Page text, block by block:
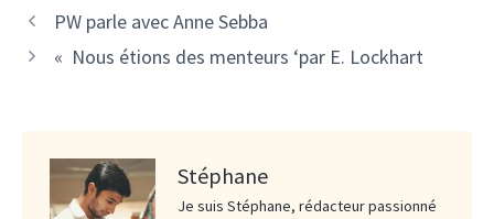
PW parle avec Anne Sebba
« Nous étions des menteurs ‘par E. Lockhart
Stéphane
Je suis Stéphane, rédacteur passionné